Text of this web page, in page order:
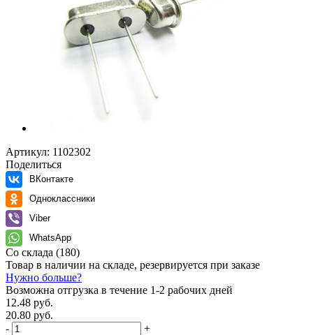
Артикул: 1102302
Поделиться
ВКонтакте
Одноклассники
Viber
WhatsApp
Со склада (180)
Товар в наличии на складе, резервируется при заказе
Нужно больше?
Возможна отгрузка в течение 1-2 рабочих дней
12.48 руб.
20.80 руб.
-
+